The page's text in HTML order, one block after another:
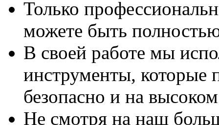
Только
можете быть
В своей работе мы
инструменты, которые
безопасно и на
Не смотря на наш